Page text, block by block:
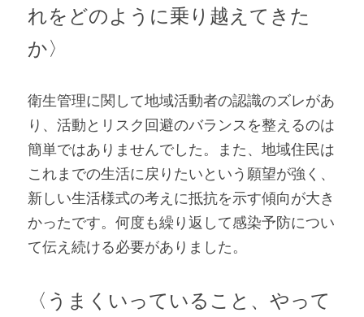
れをどのように乗り越えてきた
か〉
衛生管理に関して地域活動者の認識のズレがあ
り、活動とリスク回避のバランスを整えるのは
簡単ではありませんでした。また、地域住民は
これまでの生活に戻りたいという願望が強く、
新しい生活様式の考えに抵抗を示す傾向が大き
かったです。何度も繰り返して感染予防につい
て伝え続ける必要がありました。
〈うまくいっていること、やって